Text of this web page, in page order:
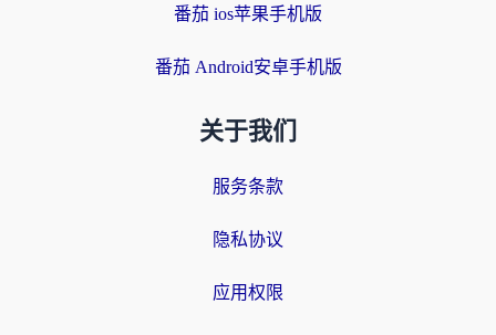
番茄 ios苹果手机版
番茄 Android安卓手机版
关于我们
服务条款
隐私协议
应用权限